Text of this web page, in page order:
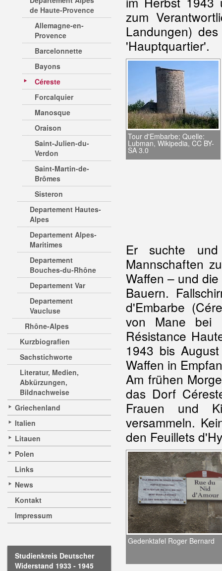
de Haute-Provence
Allemagne-en-
Provence
Barcelonnette
Bayons
Céreste
Forcalquier
Manosque
Oraison
Saint-Julien-du-
Verdon
Saint-Martin-de-
Brômes
Sisteron
Departement Hautes-
Alpes
Departement Alpes-
Maritimes
Departement
Bouches-du-Rhône
Departement Var
Departement
Vaucluse
Rhône-Alpes
Kurzbiografien
Sachstichworte
Literatur, Medien,
Abkürzungen,
Bildnachweise
Griechenland
Italien
Litauen
Polen
Links
News
Kontakt
Impressum
Studienkreis Deutscher
Widerstand 1933 - 1945
zum
Landungen)
'Hauptquartier'.
Tour d'Embarbe; Quelle:
Lubman, Wikipedia, CC BY-
SA 3.0
Er suchte
Mannschaften
Waffen – und
Bauern.
d'Embarbe
von Mane bei
Résistance
1943 bis
Waffen in
Am frühen
das Dorf
Frauen und
versammeln.
den Feuillets
Gedenktafel Roger Bernard